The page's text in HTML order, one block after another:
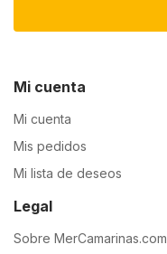
Mi cuenta
Mi cuenta
Mis pedidos
Mi lista de deseos
Legal
Sobre MerCamarinas.com